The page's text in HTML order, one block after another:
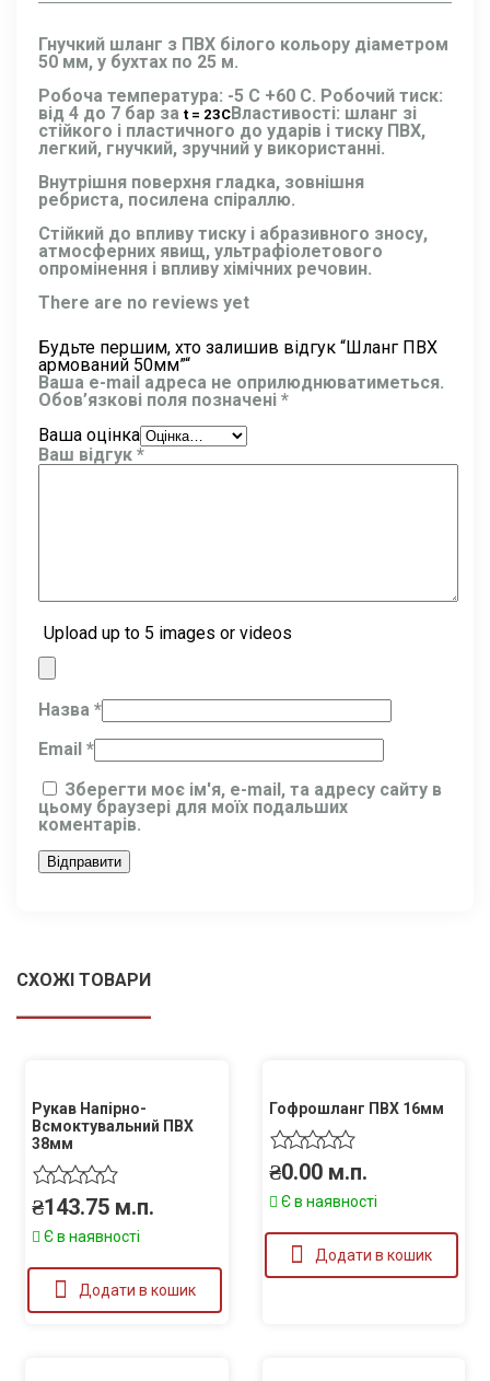
Гнучкий шланг з ПВХ білого кольору діаметром
50 мм, у бухтах по 25 м.
Робоча температура: -5 С +60 С. Робочий тиск:
від 4 до 7 бар за t = 23СВластивості: шланг зі
стійкого і пластичного до ударів і тиску ПВХ,
легкий, гнучкий, зручний у використанні.
Внутрішня поверхня гладка, зовнішня
ребриста, посилена спіраллю.
Стійкий до впливу тиску і абразивного зносу,
атмосферних явищ, ультрафіолетового
опромінення і впливу хімічних речовин.
There are no reviews yet
Будьте першим, хто залишив відгук “Шланг ПВХ
армований 50мм”“
Ваша e-mail адреса не оприлюднюватиметься.
Обов’язкові поля позначені *
Ваша оцінка
Ваш відгук *
Upload up to 5 images or videos
Назва *
Email *
Зберегти моє ім'я, e-mail, та адресу сайту в
цьому браузері для моїх подальших
коментарів.
СХОЖІ ТОВАРИ
Рукав Напірно-
Всмоктувальний ПВХ
38мм
₴143.75 м.п.
Є в наявності
Додати в кошик
Гофрошланг ПВХ 16мм
₴0.00 м.п.
Є в наявності
Додати в кошик